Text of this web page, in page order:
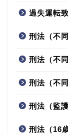
過失運転
刑法（不
刑法（不
刑法（不
刑法（監
刑法（16